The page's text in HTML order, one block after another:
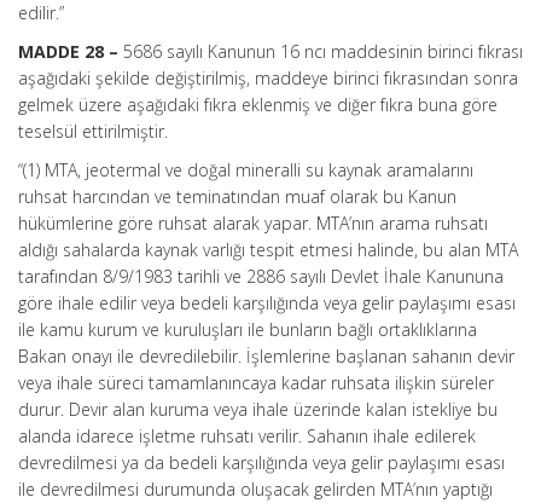
edilir.”
MADDE 28 – 5686 sayılı Kanunun 16 ncı maddesinin birinci fıkrası
aşağıdaki şekilde değiştirilmiş, maddeye birinci fıkrasından sonra
gelmek üzere aşağıdaki fıkra eklenmiş ve diğer fıkra buna göre
teselsül ettirilmiştir.
“(1) MTA, jeotermal ve doğal mineralli su kaynak aramalarını
ruhsat harcından ve teminatından muaf olarak bu Kanun
hükümlerine göre ruhsat alarak yapar. MTA’nın arama ruhsatı
aldığı sahalarda kaynak varlığı tespit etmesi halinde, bu alan MTA
tarafından 8/9/1983 tarihli ve 2886 sayılı Devlet İhale Kanununa
göre ihale edilir veya bedeli karşılığında veya gelir paylaşımı esası
ile kamu kurum ve kuruluşları ile bunların bağlı ortaklıklarına
Bakan onayı ile devredilebilir. İşlemlerine başlanan sahanın devir
veya ihale süreci tamamlanıncaya kadar ruhsata ilişkin süreler
durur. Devir alan kuruma veya ihale üzerinde kalan istekliye bu
alanda idarece işletme ruhsatı verilir. Sahanın ihale edilerek
devredilmesi ya da bedeli karşılığında veya gelir paylaşımı esası
ile devredilmesi durumunda oluşacak gelirden MTA’nın yaptığı